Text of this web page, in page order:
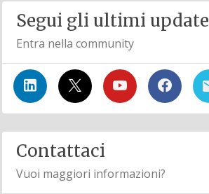
Segui gli ultimi update
Entra nella community
Contattaci
Vuoi maggiori informazioni?